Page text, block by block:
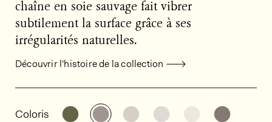
chaîne en soie sauvage fait vibrer
subtilement la surface grâce à ses
irrégularités naturelles.
Découvrir l'histoire de la collection
Informations générales sur le
Coloris Découvrir d'autres variantes: HPE401
Découvrir d'autres variantes:
Découvrir d'autres
Découvrir d'autres
Découvrir